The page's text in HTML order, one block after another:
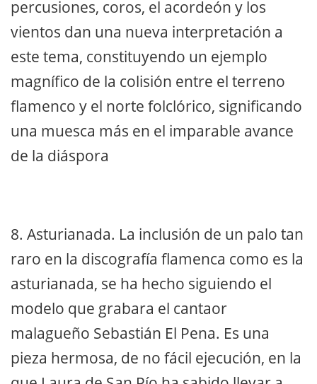
percusiones, coros, el acordeón y los
vientos dan una nueva interpretación a
este tema, constituyendo un ejemplo
magnífico de la colisión entre el terreno
flamenco y el norte folclórico, significando
una muesca más en el imparable avance
de la diáspora
8. Asturianada. La inclusión de un palo tan
raro en la discografía flamenca como es la
asturianada, se ha hecho siguiendo el
modelo que grabara el cantaor
malagueño Sebastián El Pena. Es una
pieza hermosa, de no fácil ejecución, en la